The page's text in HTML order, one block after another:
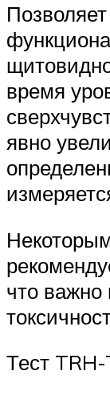
время
явно
что важно
Тест TRH-